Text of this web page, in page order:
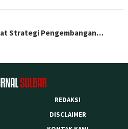
Strategi Pengembangan…
REDAKSI
DISCLAIMER